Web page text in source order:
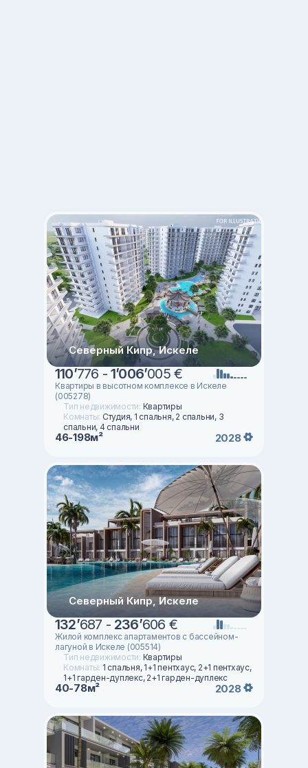
Северный Кипр, Искеле
110’776 -1’006’005 €
Квартиры в высотном комплексе в Искеле
(005278)
Тип недвижимости: Квартиры
Комнаты: Студия, 1 спальня, 2 спальни, 3
спальни, 4 спальни
46-198м² 2028
Северный Кипр, Искеле
132’687 - 236’606 €
Жилой комплекс апартаментов с бассейном-
лагуной в Искеле (005514)
Тип недвижимости: Квартиры
Комнаты: 1 спальня, 1+1 пентхаус, 2+1 пентхаус,
1+1 гарден-дуплекс, 2+1 гарден-дуплекс
40-78м² 2028